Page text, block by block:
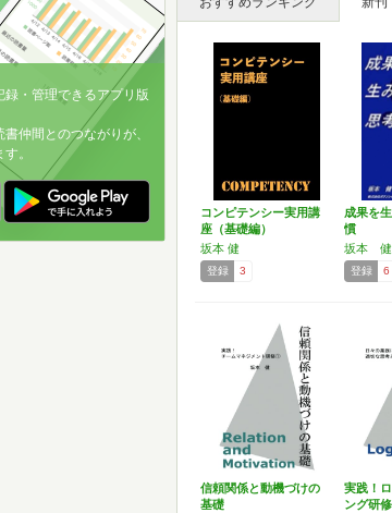
コンピテンシー実用講
座（基礎編）
坂本 健
登録 3
成果を
慣
坂本 健
登録 6
信頼関係と動機づけの
基礎
実践！
ング研修
録・管理できるアプリ版
仲間とのつながりが、
。